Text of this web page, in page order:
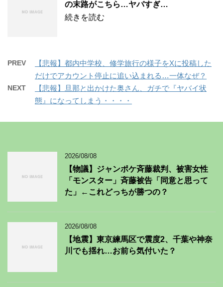
の末路がこちら…ヤバすぎ…
続きを読む
PREV
【悲報】都内中学校、修学旅行の様子をXに投稿した
だけでアカウント停止に追い込まれる…一体なぜ？
NEXT
【悲報】旦那と出かけた奥さん、ガチで『ヤバイ状
態』になってしまう・・・・
2026/08/08
【物議】ジャンポケ斉藤裁判、被害女性
「モンスター」斉藤被告「同意と思って
た」←これどっちが勝つの？
2026/08/08
【地震】東京練馬区で震度2、千葉や神奈
川でも揺れ…お前ら気付いた？